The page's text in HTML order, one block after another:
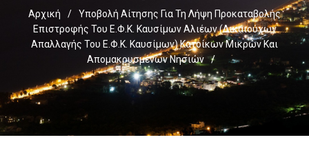
Αρχική /
Υποβολή Αίτησης Για Τη Λήψη Προκαταβολής
Επιστροφής Του Ε.Φ.Κ. Καυσίμων Αλιέων (δικαιούχων
Απαλλαγής Του Ε.Φ.Κ. Καυσίμων) Κατοίκων Μικρών Και
Απομακρυσμένων Νησιών
/